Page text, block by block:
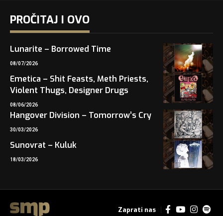
PROČITAJ I OVO
Lunarite – Borrowed Time
08/07/2026
Emetica – Shit Feasts, Meth Priests,
Violent Thugs, Designer Drugs
08/06/2026
Hangover Division – Tomorrow’s Cry
30/03/2026
Sunovrat – Kuluk
18/03/2026
Zaprati nas